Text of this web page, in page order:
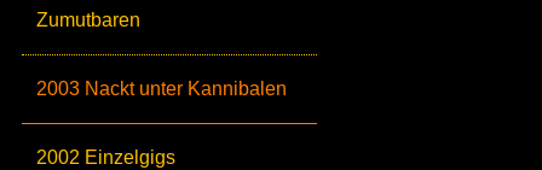
Zumutbaren
2003 Nackt unter Kannibalen
2002 Einzelgigs